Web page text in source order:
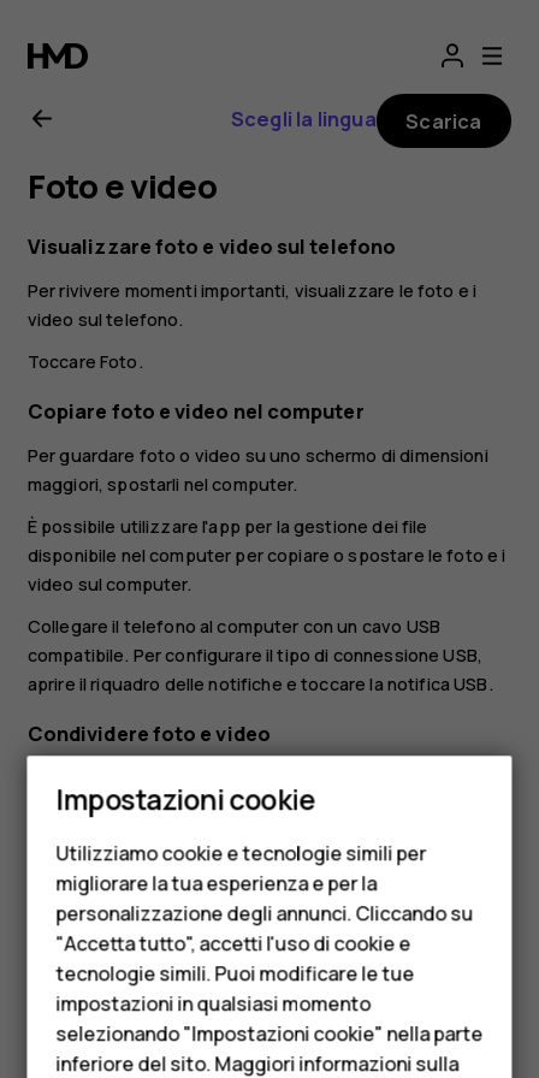
Manuale
d’uso
del
Nokia
5.1
Smartphone
Cellulari
Telefoni per anziani
Accessori
HMD Terra M
Per le imprese
Scegli la lingua Scarica
Foto e video
Visualizzare foto e video sul telefono
Per rivivere momenti importanti, visualizzare le foto e i
video sul telefono.
ToccareFoto .
Copiare foto e video nel computer
Per guardare foto o video su uno schermo di dimensioni
maggiori, spostarli nel computer.
È possibile utilizzare l'app per la gestione dei file
disponibile nel computer per copiare o spostare le foto e i
video sul computer.
Collegare il telefono al computer con un cavo USB
compatibile. Per configurare il tipo di connessione USB,
aprire il riquadro delle notifiche e toccare la notifica USB.
Condividere foto e video
veloce perché parenti e amici li possano vedere.
InFototoccare la foto da condividere, quindi
Scegliere la modalità di condivisione di foto o video.
Ti è stato d'aiuto?
Impostazioni cookie
Utilizziamo cookie e tecnologie simili per
migliorare la tua esperienza e per la
personalizzazione degli annunci. Cliccando su
"Accetta tutto", accetti l'uso di cookie e
tecnologie simili. Puoi modificare le tue
impostazioni in qualsiasi momento
selezionando "Impostazioni cookie" nella parte
inferiore del sito. Maggiori informazioni sulla